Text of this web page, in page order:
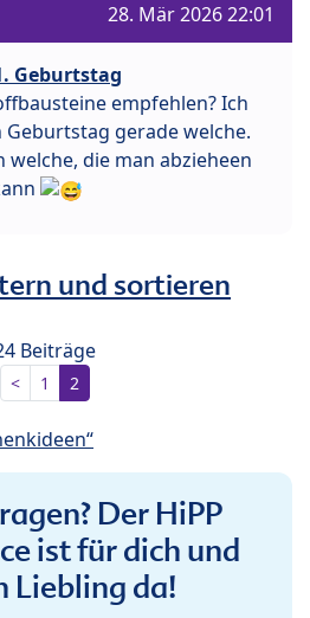
28. Mär 2026 22:01
Geburtstag
empfehlen? Ich
gerade welche.
die man abzieheen
und sortieren
Beiträge
< 1 2
Der HiPP
ist für dich und
Liebling da!